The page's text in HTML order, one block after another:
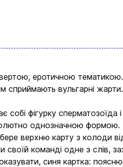
еротичною
сприймають вульгарні жарти.
фігурку сперматозоїда
однозначною
верхню карту з колоди
команді одне з слів,
синя картка: